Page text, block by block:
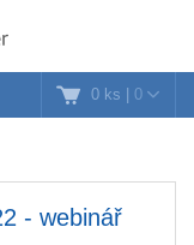
0 ks | 0
- webinář